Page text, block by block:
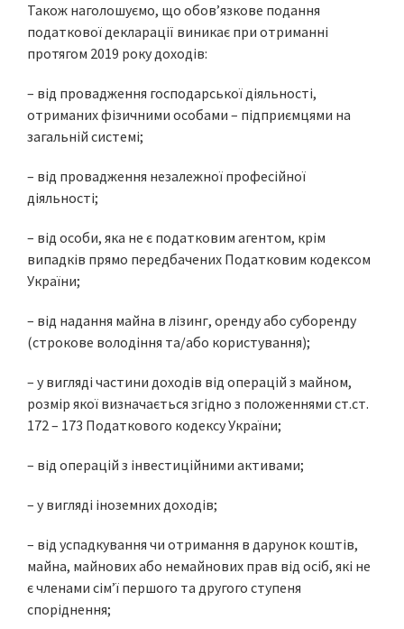
Також наголошуємо, що обов’язкове подання
податкової декларації виникає при отриманні
протягом 2019 року доходів:
– від провадження господарської діяльності,
отриманих фізичними особами – підприємцями на
загальній системі;
– від провадження незалежної професійної
діяльності;
– від особи, яка не є податковим агентом, крім
випадків прямо передбачених Податковим кодексом
України;
– від надання майна в лізинг, оренду або суборенду
(строкове володіння та/або користування);
– у вигляді частини доходів від операцій з майном,
розмір якої визначається згідно з положеннями ст.ст.
172 – 173 Податкового кодексу України;
– від операцій з інвестиційними активами;
– у вигляді іноземних доходів;
– від успадкування чи отримання в дарунок коштів,
майна, майнових або немайнових прав від осіб, які не
є членами сім’ї першого та другого ступеня
споріднення;